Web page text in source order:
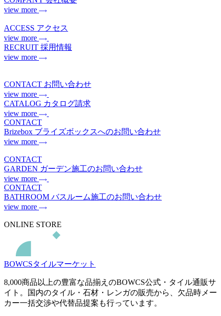
view more
ACCESS アクセス
view more
RECRUIT 採用情報
view more
CONTACT お問い合わせ
view more
CATALOG カタログ請求
view more
CONTACT
Brizebox ブライズボックスへのお問い合わせ
view more
CONTACT
GARDEN ガーデン施工のお問い合わせ
view more
CONTACT
BATHROOM バスルーム施工のお問い合わせ
view more
ONLINE STORE
BOWCSタイルマーケット
8,000商品以上の豊富な品揃えのBOWCS公式・タイル通販サ
イト。国内のタイル・石材・レンガの販売から、欠品時メー
カー一括交渉や代替品提案も行っています。